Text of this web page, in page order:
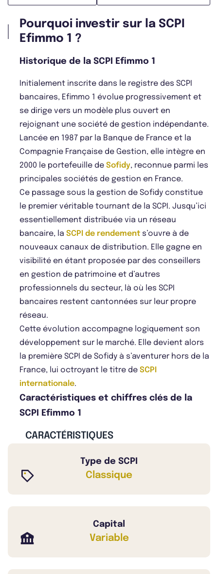
Pourquoi investir sur la SCPI
Efimmo 1 ?
Historique de la SCPI Efimmo 1
Initialement inscrite dans le registre des SCPI
bancaires, Efimmo 1 évolue progressivement et
se dirige vers un modèle plus ouvert en
rejoignant une société de gestion indépendante.
Lancée en 1987 par la Banque de France et la
Compagnie Française de Gestion, elle intègre en
2000 le portefeuille de Sofidy, reconnue parmi les
principales sociétés de gestion en France.
Ce passage sous la gestion de Sofidy constitue
le premier véritable tournant de la SCPI. Jusqu’ici
essentiellement distribuée via un réseau
bancaire, la SCPI de rendement s’ouvre à de
nouveaux canaux de distribution. Elle gagne en
visibilité en étant proposée par des conseillers
en gestion de patrimoine et d’autres
professionnels du secteur, là où les SCPI
bancaires restent cantonnées sur leur propre
réseau.
Cette évolution accompagne logiquement son
développement sur le marché. Elle devient alors
la première SCPI de Sofidy à s’aventurer hors de la
France, lui octroyant le titre de SCPI
internationale.
Caractéristiques et chiffres clés de la
SCPI Efimmo 1
CARACTÉRISTIQUES
Type de SCPI
Classique
Capital
Variable